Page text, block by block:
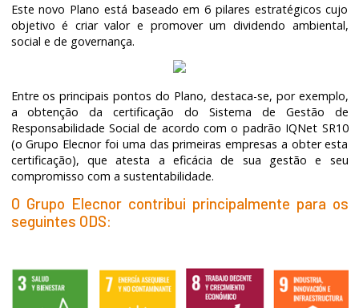
Este novo Plano está baseado em 6 pilares estratégicos cujo
objetivo é criar valor e promover um dividendo ambiental,
social e de governança.
Entre os principais pontos do Plano, destaca-se, por exemplo,
a obtenção da certificação do Sistema de Gestão de
Responsabilidade Social de acordo com o padrão IQNet SR10
(o Grupo Elecnor foi uma das primeiras empresas a obter esta
certificação), que atesta a eficácia de sua gestão e seu
compromisso com a sustentabilidade.
O Grupo Elecnor contribui principalmente para os
seguintes ODS: